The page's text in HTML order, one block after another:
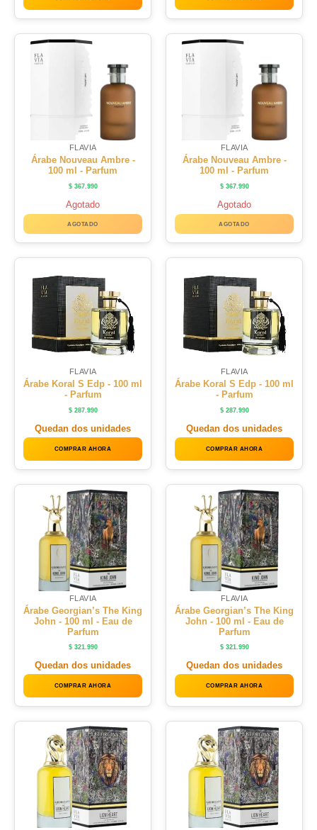
FLAVIA
Árabe Nouveau Ambre -
100 ml - Parfum
$367.990
Agotado
AGOTADO
FLAVIA
Árabe Nouveau Ambre -
100 ml - Parfum
$367.990
Agotado
AGOTADO
FLAVIA
Árabe Koral S Edp - 100 ml
- Parfum
$287.990
Quedan dos unidades
COMPRAR AHORA
FLAVIA
Árabe Koral S Edp - 100 ml
- Parfum
$287.990
Quedan dos unidades
COMPRAR AHORA
FLAVIA
Árabe Georgian’s The King
John - 100 ml - Eau de
Parfum
$321.990
Quedan dos unidades
COMPRAR AHORA
FLAVIA
Árabe Georgian’s The King
John - 100 ml - Eau de
Parfum
$321.990
Quedan dos unidades
COMPRAR AHORA